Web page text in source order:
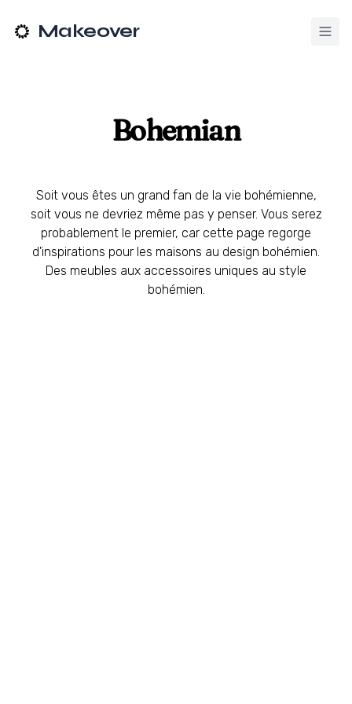
Makeover
Bohemian
Soit vous êtes un grand fan de la vie bohémienne,
soit vous ne devriez même pas y penser. Vous serez
probablement le premier, car cette page regorge
d'inspirations pour les maisons au design bohémien.
Des meubles aux accessoires uniques au style
bohémien.